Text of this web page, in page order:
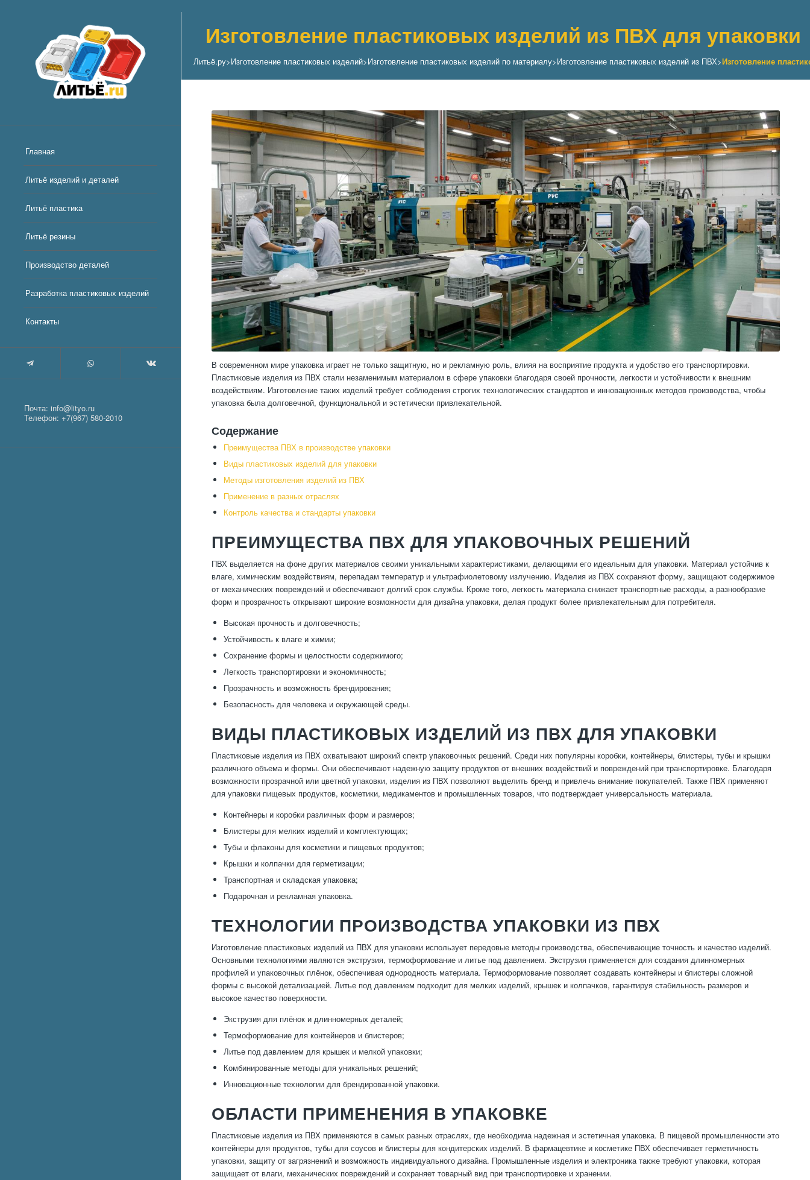
Главная
Литьё изделий и деталей
Литьё пластика
Литьё резины
Производство деталей
Разработка пластиковых изделий
Контакты
Почта: info@lityo.ru
Телефон: +7(967) 580-2010
Изготовление пластиковых изделий из ПВХ для упаковки
Литьё.ру>Изготовление пластиковых изделий>Изготовление пластиковых изделий по материалу>Изготовление пластиковых изделий из ПВХ>Изготовление
В современном мире упаковка играет не только защитную, но и рекламную роль, влияя на восприятие продукта и удобство его транспортировки.
Пластиковые изделия из ПВХ стали незаменимым материалом в сфере упаковки благодаря своей прочности, легкости и устойчивости к внешним
воздействиям. Изготовление таких изделий требует соблюдения строгих технологических стандартов и инновационных методов производства, чтобы
упаковка была долговечной, функциональной и эстетически привлекательной.
Содержание
Преимущества ПВХ в производстве упаковки
Виды пластиковых изделий для упаковки
Методы изготовления изделий из ПВХ
Применение в разных отраслях
Контроль качества и стандарты упаковки
ПРЕИМУЩЕСТВА ПВХ ДЛЯ УПАКОВОЧНЫХ РЕШЕНИЙ
ПВХ выделяется на фоне других материалов своими уникальными характеристиками, делающими его идеальным для упаковки. Материал устойчив к
влаге, химическим воздействиям, перепадам температур и ультрафиолетовому излучению. Изделия из ПВХ сохраняют форму, защищают содержимое
от механических повреждений и обеспечивают долгий срок службы. Кроме того, легкость материала снижает транспортные расходы, а разнообразие
форм и прозрачность открывают широкие возможности для дизайна упаковки, делая продукт более привлекательным для потребителя.
Высокая прочность и долговечность;
Устойчивость к влаге и химии;
Сохранение формы и целостности содержимого;
Легкость транспортировки и экономичность;
Прозрачность и возможность брендирования;
Безопасность для человека и окружающей среды.
ВИДЫ ПЛАСТИКОВЫХ ИЗДЕЛИЙ ИЗ ПВХ ДЛЯ УПАКОВКИ
Пластиковые изделия из ПВХ охватывают широкий спектр упаковочных решений. Среди них популярны коробки, контейнеры, блистеры, тубы и крышки
различного объема и формы. Они обеспечивают надежную защиту продуктов от внешних воздействий и повреждений при транспортировке. Благодаря
возможности прозрачной или цветной упаковки, изделия из ПВХ позволяют выделить бренд и привлечь внимание покупателей. Также ПВХ применяют
для упаковки пищевых продуктов, косметики, медикаментов и промышленных товаров, что подтверждает универсальность материала.
Контейнеры и коробки различных форм и размеров;
Блистеры для мелких изделий и комплектующих;
Тубы и флаконы для косметики и пищевых продуктов;
Крышки и колпачки для герметизации;
Транспортная и складская упаковка;
Подарочная и рекламная упаковка.
ТЕХНОЛОГИИ ПРОИЗВОДСТВА УПАКОВКИ ИЗ ПВХ
Изготовление пластиковых изделий из ПВХ для упаковки использует передовые методы производства, обеспечивающие точность и качество изделий.
Основными технологиями являются экструзия, термоформование и литье под давлением. Экструзия применяется для создания длинномерных
профилей и упаковочных плёнок, обеспечивая однородность материала. Термоформование позволяет создавать контейнеры и блистеры сложной
формы с высокой детализацией. Литье под давлением подходит для мелких изделий, крышек и колпачков, гарантируя стабильность размеров и
высокое качество поверхности.
Экструзия для плёнок и длинномерных деталей;
Термоформование для контейнеров и блистеров;
Литье под давлением для крышек и мелкой упаковки;
Комбинированные методы для уникальных решений;
Инновационные технологии для брендированной упаковки.
ОБЛАСТИ ПРИМЕНЕНИЯ В УПАКОВКЕ
Пластиковые изделия из ПВХ применяются в самых разных отраслях, где необходима надежная и эстетичная упаковка. В пищевой промышленности это
контейнеры для продуктов, тубы для соусов и блистеры для кондитерских изделий. В фармацевтике и косметике ПВХ обеспечивает герметичность
упаковки, защиту от загрязнений и возможность индивидуального дизайна. Промышленные изделия и электроника также требуют упаковки, которая
защищает от влаги, механических повреждений и сохраняет товарный вид при транспортировке и хранении.